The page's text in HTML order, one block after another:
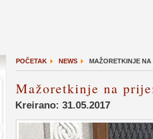
POČETAK NEWS MAŽORETKINJE
Mažoretkinje na
Kreirano: 31.05.2017